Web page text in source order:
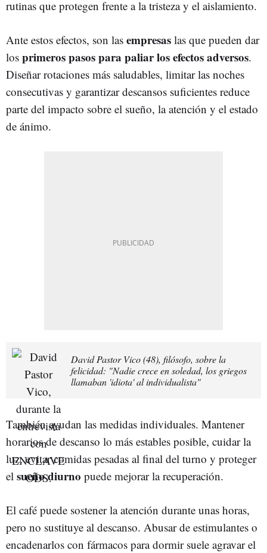
rutinas que protegen frente a la tristeza y el aislamiento.
Ante estos efectos, son las empresas las que pueden dar
los primeros pasos para paliar los efectos adversos.
Diseñar rotaciones más saludables, limitar las noches
consecutivas y garantizar descansos suficientes reduce
parte del impacto sobre el sueño, la atención y el estado
de ánimo.
David Pastor Vico (48), filósofo, sobre la
felicidad: "Nadie crece en soledad, los griegos
llamaban 'idiota' al individualista"
También ayudan las medidas individuales. Mantener
horarios de descanso lo más estables posible, cuidar la
luz, evitar comidas pesadas al final del turno y proteger
el sueño diurno puede mejorar la recuperación.
El café puede sostener la atención durante unas horas,
pero no sustituye al descanso. Abusar de estimulantes o
encadenarlos con fármacos para dormir suele agravar el